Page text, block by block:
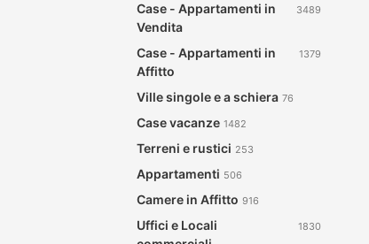
Case - Appartamenti in
Vendita
3489
Case - Appartamenti in
Affitto
1379
Ville singole e a schiera 76
Case vacanze 1482
Terreni e rustici 253
Appartamenti 506
Camere in Affitto 916
Uffici e Locali
1830